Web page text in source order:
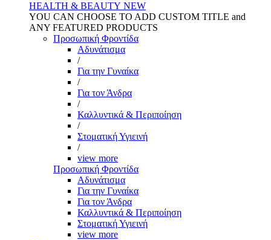
HEALTH & BEAUTY NEW
YOU CAN CHOOSE TO ADD CUSTOM TITLE and
ANY FEATURED PRODUCTS
Προσωπική Φροντίδα
Αδυνάτισμα
/
Για την Γυναίκα
/
Για τον Άνδρα
/
Καλλυντικά & Περιποίηση
/
Στοματική Υγιεινή
/
view more
Προσωπική Φροντίδα
Αδυνάτισμα
Για την Γυναίκα
Για τον Άνδρα
Καλλυντικά & Περιποίηση
Στοματική Υγιεινή
view more